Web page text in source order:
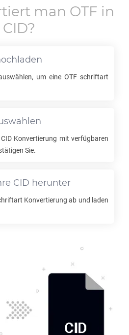
man OTF in
CID?
um eine OTFschriftart
CIDKonvertierung mit verfügbaren
Sie.
CID herunter
Konvertierung ab und laden